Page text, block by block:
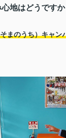
地はどうですか
まのうち）キャン